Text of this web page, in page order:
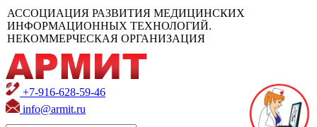
АССОЦИАЦИЯ РАЗВИТИЯ МЕДИЦИНСКИХ
ИНФОРМАЦИОННЫХ ТЕХНОЛОГИЙ.
НЕКОММЕРЧЕСКАЯ ОРГАНИЗАЦИЯ
+7-916-628-59-46
info@armit.ru